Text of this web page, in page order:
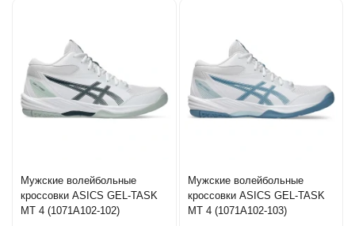
Мужские волейбольные
кроссовки ASICS GEL-TASK
MT 4 (1071A102-102)
Мужские волейбольные
кроссовки ASICS GEL-TASK
MT 4 (1071A102-103)